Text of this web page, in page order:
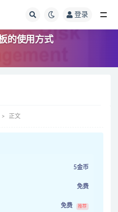
登录
的使用方式
正文
5金币
免费
免费 推荐